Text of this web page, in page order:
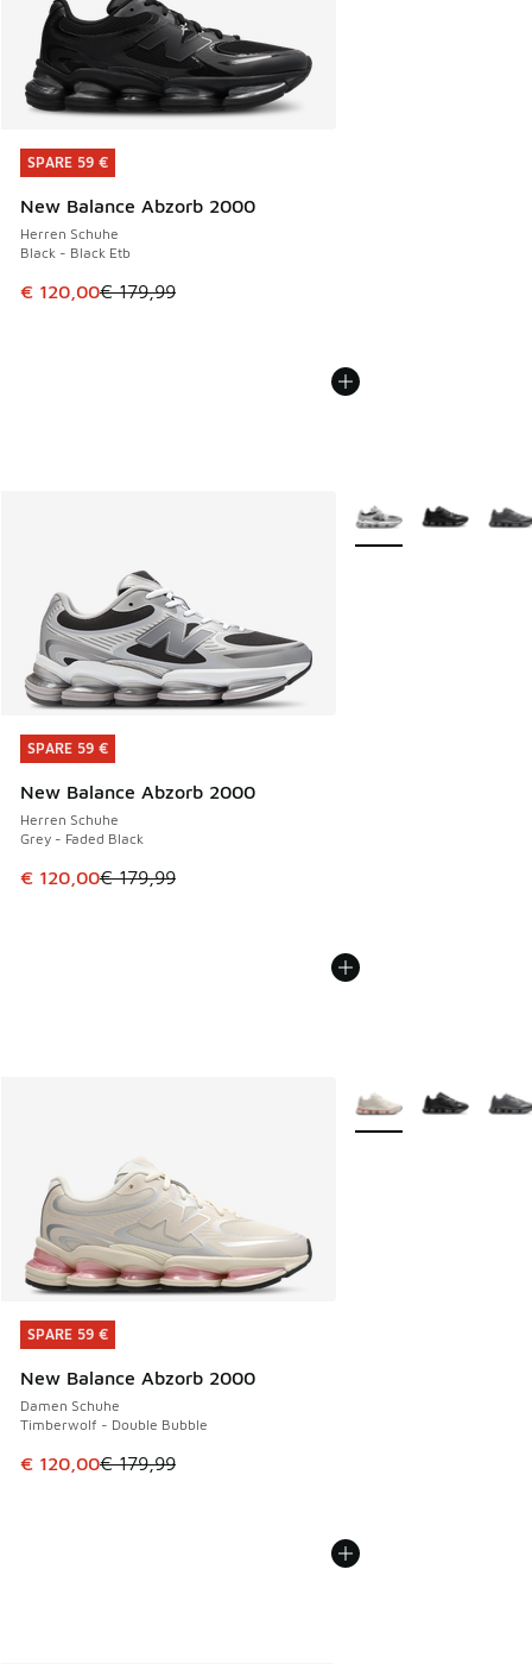
SPARE 59 €
New Balance Abzorb 2000
Herren Schuhe
Black - Black Etb
Dieser Artikel ist im Sale. Der Preis ist von € 179,99 auf €
€ 120,00€ 179,99
SPARE 59 €
SPARE 59 €
New Balance Abzorb 2000
Herren Schuhe
Grey - Faded Black
Dieser Artikel ist im Sale. Der Preis ist von € 179,99 auf €
€ 120,00€ 179,99
SPARE 59 €
Weitere Farben
SPARE 59 €
New Balance Abzorb 2000
Damen Schuhe
Timberwolf - Double Bubble
Dieser Artikel ist im Sale. Der Preis ist von € 179,99 auf €
€ 120,00€ 179,99
SPARE 59 €
Weitere Farben